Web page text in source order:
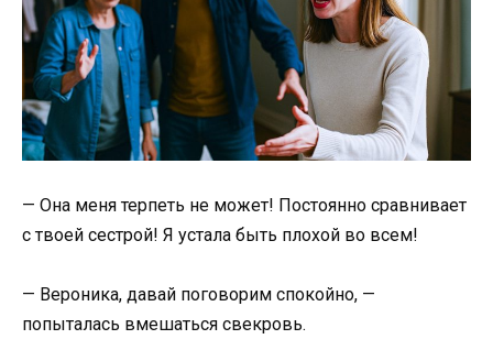
— Она меня терпеть не может! Постоянно сравнивает
с твоей сестрой! Я устала быть плохой во всем!
— Вероника, давай поговорим спокойно, —
попыталась вмешаться свекровь.